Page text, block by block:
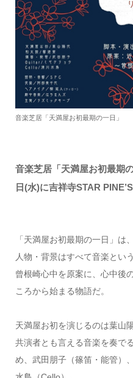
音楽芝居「天満屋お初最期の一日」
音楽芝居「天満屋お初最期
日(水)に吉祥寺STAR
「天満屋お初最期の一日」は
人物・背景はすべて音楽とい
曾根崎心中を原案に、心中後
ころから始まる物語だ。
天満屋お初を演じるのは葉山陽
共演者とも言える音楽を奏で
め、武田朋子（篠笛・能管）